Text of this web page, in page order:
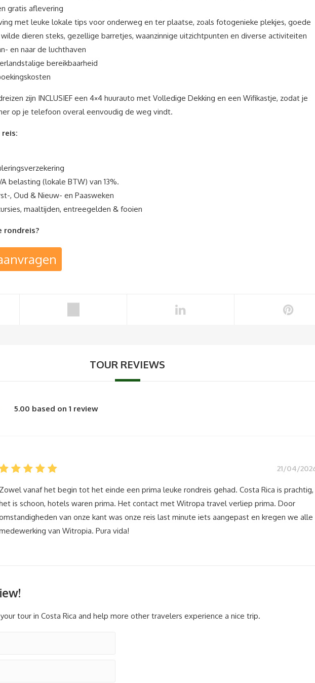
gratis aflevering
met leuke lokale tips voor onderweg en ter plaatse, zoals fotogenieke plekjes, goede
dieren steks, gezellige barretjes, waanzinnige uitzichtpunten en diverse activiteiten
en naar de luchthaven
bereikbaarheid
zijn INCLUSIEF een 4×4 huurauto met Volledige Dekking en een Wifikastje, zodat je
op je telefoon overal eenvoudig de weg vindt.
reis:
belasting (lokale BTW) van 13%.
, Oud & Nieuw- en Paasweken
maaltijden, entreegelden & fooien
rondreis?
TOUR REVIEWS
5.00 based on 1 review
21/04/
Zowel vanaf het begin tot het einde een prima leuke rondreis gehad. Costa Rica is prachtig,
is schoon, hotels waren prima. Het contact met Witropa travel verliep prima. Door
van onze kant was onze reis last minute iets aangepast en kregen we alle
van Witropia. Pura vida!
tour in Costa Rica and help more other travelers experience a nice trip.